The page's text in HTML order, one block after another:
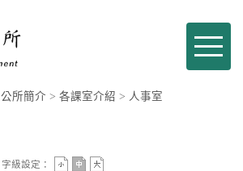
Toggle
公所簡介 > 各課室介紹 > 人事室
字級設定：